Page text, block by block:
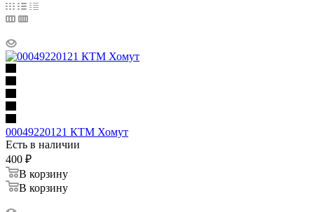
00049220121 КТМ Хомут
Есть в наличии
400 ₽
В корзину
В корзину